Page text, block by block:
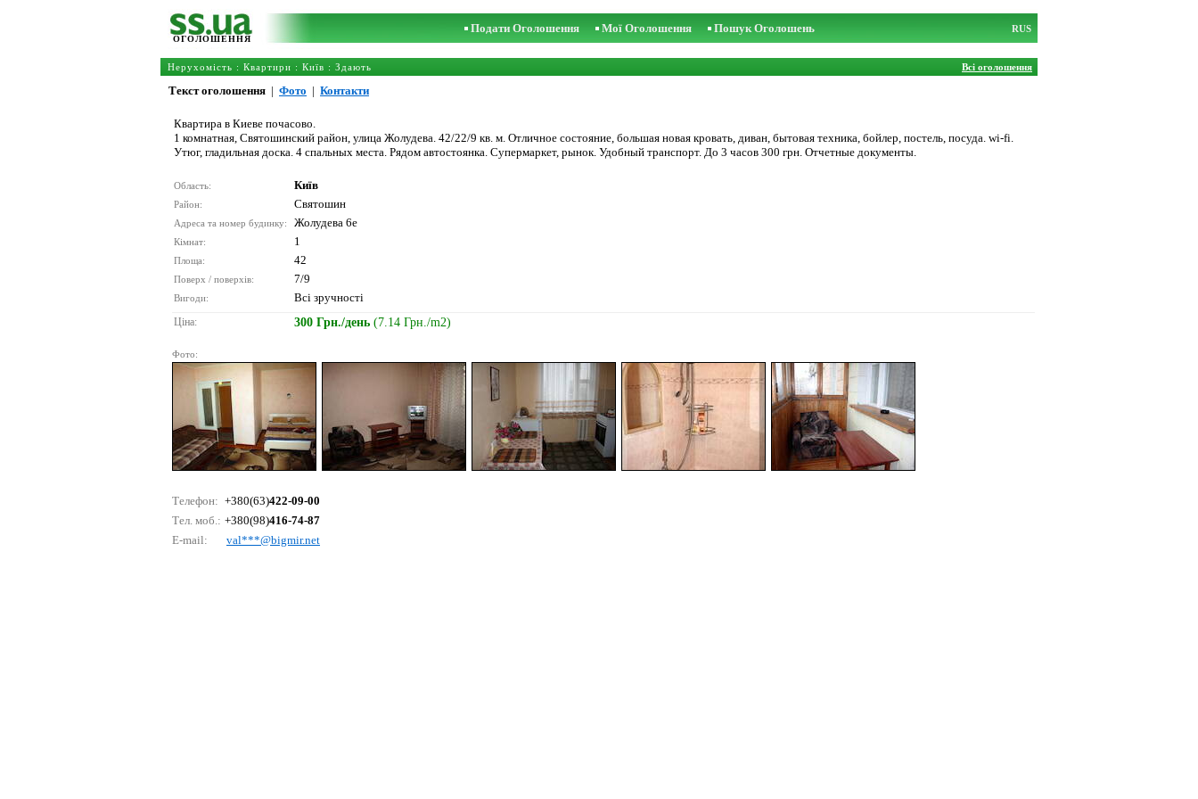
ОГОЛОШЕННЯ
Подати Оголошення Мої Оголошення Пошук Оголошень RUS
Нерухомість : Квартири : Київ : Здають Всі оголошення
Текст оголошення | Фото | Контакти
Квартира в Киеве почасово.
1 комнатная, Святошинский район, улица Жолудева. 42/22/9 кв. м. Отличное состояние, большая новая кровать, диван, бытовая техника, бойлер, постель, посуда. wi-fi.
Утюг, гладильная доска. 4 спальных места. Рядом автостоянка. Супермаркет, рынок. Удобный транспорт. До 3 часов 300 грн. Отчетные документы.
Область: Київ
Район: Святошин
Адреса та номер будинку: Жолудева 6е
Кімнат: 1
Площа: 42
Поверх / поверхів: 7/9
Вигоди: Всі зручності
Ціна: 300 Грн./день (7.14 Грн./m2)
Фото:
Телефон: +380(63)422-09-00
Тел. моб.: +380(98)416-74-87
E-mail:
vаl***@bigmir.nеt